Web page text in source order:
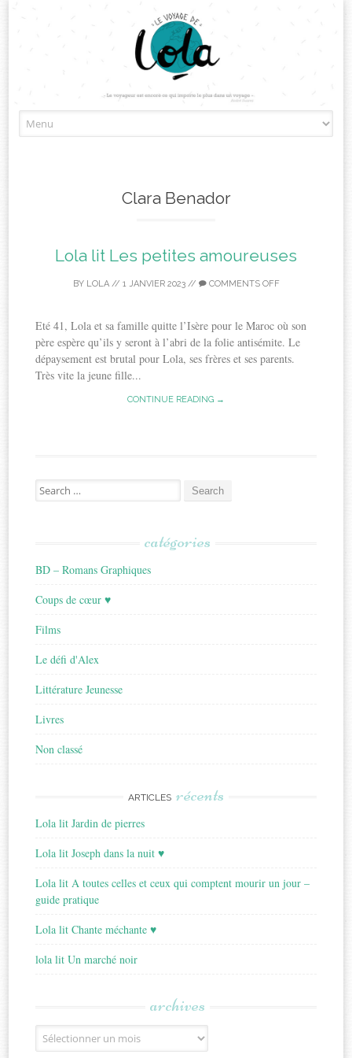
to
Clara Benador
Lola lit Les petites amoureuses
BY LOLA// 1 JANVIER 2023// COMMENTS OFF
Eté 41, Lola et sa famille quitte l’Isère pour le Maroc où son
père espère qu’ils y seront à l’abri de la folie antisémite. Le
dépaysement est brutal pour Lola, ses frères et ses parents.
Très vite la jeune fille...
CONTINUE READING →
Search
for:
catégories
BD – Romans Graphiques
Coups de cœur ♥
Films
Le défi d'Alex
Littérature Jeunesse
Livres
Non classé
ARTICLES récents
Lola lit Jardin de pierres
Lola lit Joseph dans la nuit ♥
Lola lit A toutes celles et ceux qui comptent mourir un jour –
guide pratique
Lola lit Chante méchante ♥
lola lit Un marché noir
archives
Archives